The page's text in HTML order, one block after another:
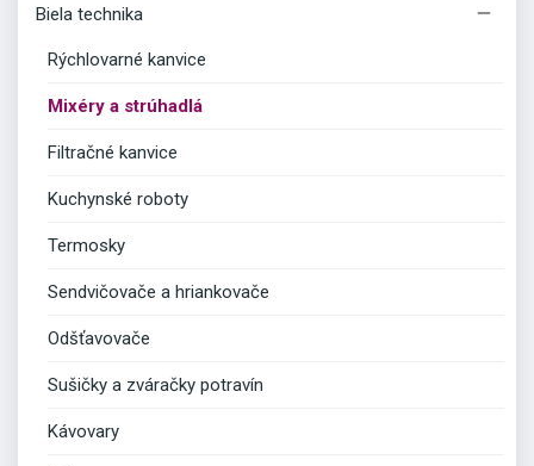
Biela technika 
Rýchlovarné kanvice
Mixéry a strúhadlá
Filtračné kanvice
Kuchynské roboty
Termosky
Sendvičovače a hriankovače
Odšťavovače
Sušičky a zváračky potravín
Kávovary